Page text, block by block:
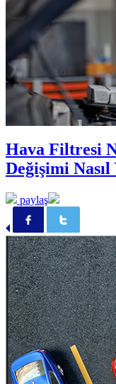
Hava Filtresi
Değişimi Nasıl
paylaş